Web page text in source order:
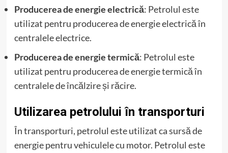
Producerea de energie electrică: Petrolul este
utilizat pentru producerea de energie electrică în
centralele electrice.
Producerea de energie termică: Petrolul este
utilizat pentru producerea de energie termică în
centralele de încălzire și răcire.
Utilizarea petrolului în transporturi
În transporturi, petrolul este utilizat ca sursă de
energie pentru vehiculele cu motor. Petrolul este